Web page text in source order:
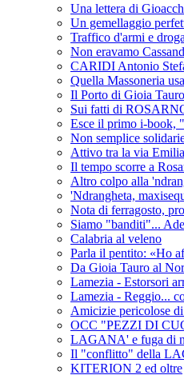
Una lettera di
Un gemellaggio
Traffico d'armi e
Non eravamo
CARIDI Antonio
Quella Massoneria
Il Porto di Gioia
Sui fatti di
Esce il primo i-book,
Non semplice
Attivo tra la via
Il tempo scorre a
Altro colpo alla
'Ndrangheta,
Nota di ferragosto,
Siamo "banditi"...
Calabria al veleno
Parla il pentito: «Ho
Da Gioia Tauro al
Lamezia - Estorsori
Lamezia - Reggio...
Amicizie pericolose
OCC "PEZZI DI
LAGANA' e fuga di
Il "conflitto" della
KITERION 2 ed oltre